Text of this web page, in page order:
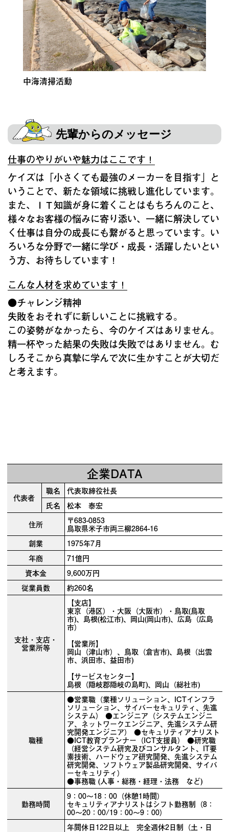
中海清掃活動
先輩からのメッセージ
仕事のやりがいや魅力はここです！
ケイズは「小さくても最強のメーカーを目指す」と
いうことで、新たな領域に挑戦し進化しています。
また、ＩＴ知識が身に着くことはもちろんのこと、
様々なお客様の悩みに寄り添い、一緒に解決してい
く仕事は自分の成長にも繋がると思っています。い
ろいろな分野で一緒に学び・成長・活躍したいとい
う方、お待ちしています！
こんな人材を求めています！
●チャレンジ精神
失敗をおそれずに新しいことに挑戦する。
この姿勢がなかったら、今のケイズはありません。
精一杯やった結果の失敗は失敗ではありません。む
しろそこから真摯に学んで次に生かすことが大切だ
と考えます。
企業DATA
代表者
職名
代表取締役社長
氏名
松本 泰宏
住所
〒683-0853
鳥取県米子市両三柳2864-16
創業
1975年7月
年商
71億円
資本金
9,600万円
従業員数
約260名
支社・支店・
営業所等
【支店】
東京（港区）・大阪（大阪市）・鳥取(鳥取
市)、島根(松江市)、岡山(岡山市)、広島（広島
市）
【営業所】
岡山（津山市）、鳥取（倉吉市)、島根（出雲
市、浜田市、益田市)
【サービスセンター】
島根（隠岐郡隠岐の島町)、岡山（総社市)
職種
●営業職（業種ソリューション、ICTインフラ
ソリューション、サイバーセキュリティ、先進
システム） ●エンジニア（システムエンジニ
ア、ネットワークエンジニア、先進システム研
究開発エンジニア） ●セキュリティアナリスト
●ICT教育プランナー（ICT支援員） ●研究職
（経営システム研究及びコンサルタント、IT要
素技術、ハードウェア研究開発、先進システム
研究開発、ソフトウェア製品研究開発、サイバ
ーセキュリティ）
●事務職 (人事・総務・経理・法務 など)
勤務時間
9：00～18：00（休憩1時間）
セキュリティアナリストはシフト勤務制（8：
00～20：00/19：00～9：00）
年間休日122日以上 完全週休2日制（土・日